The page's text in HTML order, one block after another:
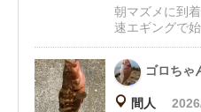
朝マズメに到
速エギングで
ゴロちゃ
間人